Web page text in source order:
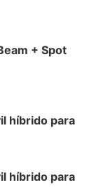
+ Spot